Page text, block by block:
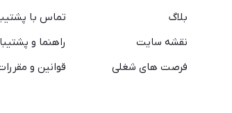
بلاگ
نقشه سایت
فرصت های شغلی
تماس با
راهنما و
قوانین و